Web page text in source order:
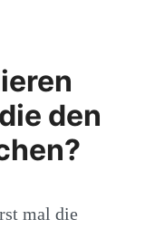
den
mal die